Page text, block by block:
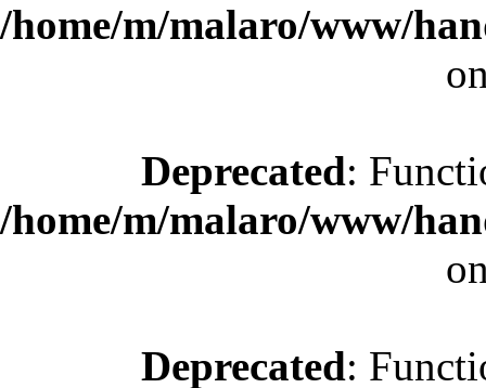
/home/m/malaro/www/
Deprecated:
/home/m/malaro/www/
Deprecated: